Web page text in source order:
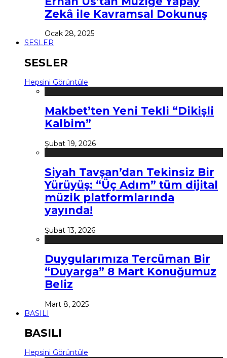
Zekâ ile Kavramsal Dokunuş
Ocak 28, 2025
SESLER
SESLER
Hepsini Görüntüle
Makbet’ten Yeni Tekli “Dikişli
Kalbim”
Şubat 19, 2026
Siyah Tavşan’dan Tekinsiz Bir
Yürüyüş: “Üç Adım” tüm dijital
müzik platformlarında
yayında!
Şubat 13, 2026
Duygularımıza Tercüman Bir
“Duyarga” 8 Mart Konuğumuz
Beliz
Mart 8, 2025
BASILI
BASILI
Hepsini Görüntüle